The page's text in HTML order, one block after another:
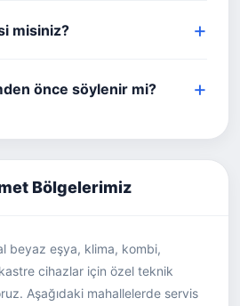
misiniz?
önce söylenir mi?
Bölgelerimiz
beyaz eşya, klima, kombi,
cihazlar için özel teknik
Aşağıdaki mahallelerde servis